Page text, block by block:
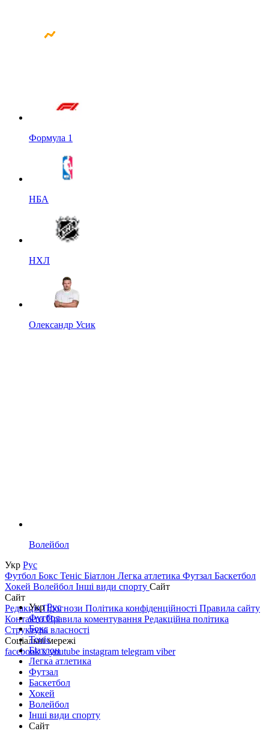
Формула 1
НБА
НХЛ
Олександр Усик
Волейбол
Укр Рус
Футбол Бокс Теніс Біатлон Легка атлетика Футзал Баскетбол
Хокей Волейбол Інші види спорту Сайт
Сайт
РедакціяПрогнози Політика конфіденційності Правила сайту
КонтактиПравила коментування Редакційна політика
Структура власності
Соціальні мережі
facebookxyoutube instagram telegram viber
УкрРус
Футбол
Бокс
Теніс
Біатлон
Легка атлетика
Футзал
Баскетбол
Хокей
Волейбол
Інші види спорту
Сайт